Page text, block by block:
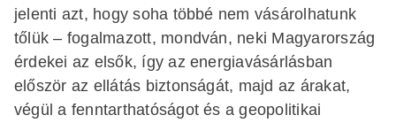
jelenti azt, hogy soha többé nem vásárolhatunk
tőlük – fogalmazott, mondván, neki Magyarország
érdekei az elsők, így az energiavásárlásban
először az ellátás biztonságát, majd az árakat,
végül a fenntarthatóságot és a geopolitikai